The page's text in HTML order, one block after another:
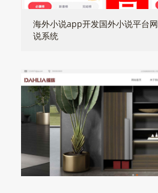
海外小说app开发国外小说平台
说系统